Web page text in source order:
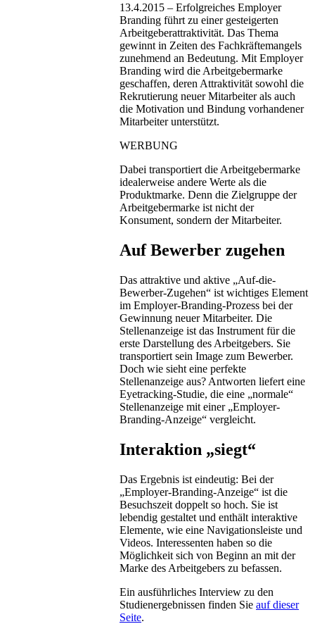
13.4.2015 – Erfolgreiches Employer
Branding führt zu einer gesteigerten
Arbeitgeberattraktivität. Das Thema
gewinnt in Zeiten des Fachkräftemangels
zunehmend an Bedeutung. Mit Employer
Branding wird die Arbeitgebermarke
geschaffen, deren Attraktivität sowohl die
Rekrutierung neuer Mitarbeiter als auch
die Motivation und Bindung vorhandener
Mitarbeiter unterstützt.
WERBUNG
Dabei transportiert die Arbeitgebermarke
idealerweise andere Werte als die
Produktmarke. Denn die Zielgruppe der
Arbeitgebermarke ist nicht der
Konsument, sondern der Mitarbeiter.
Auf Bewerber zugehen
Das attraktive und aktive „Auf-die-
Bewerber-Zugehen“ ist wichtiges Element
im Employer-Branding-Prozess bei der
Gewinnung neuer Mitarbeiter. Die
Stellenanzeige ist das Instrument für die
erste Darstellung des Arbeitgebers. Sie
transportiert sein Image zum Bewerber.
Doch wie sieht eine perfekte
Stellenanzeige aus? Antworten liefert eine
Eyetracking-Studie, die eine „normale“
Stellenanzeige mit einer „Employer-
Branding-Anzeige“ vergleicht.
Interaktion „siegt“
Das Ergebnis ist eindeutig: Bei der
„Employer-Branding-Anzeige“ ist die
Besuchszeit doppelt so hoch. Sie ist
lebendig gestaltet und enthält interaktive
Elemente, wie eine Navigationsleiste und
Videos. Interessenten haben so die
Möglichkeit sich von Beginn an mit der
Marke des Arbeitgebers zu befassen.
Ein ausführliches Interview zu den
Studienergebnissen finden Sie auf dieser
Seite.